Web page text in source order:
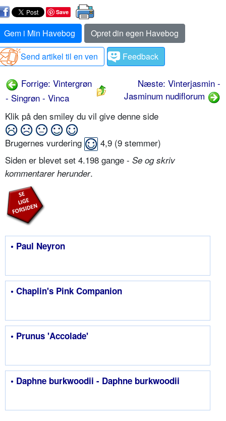
Save
Gem i Min Havebog
Opret din egen Havebog
Send artikel til en ven
Feedback
Forrige: Vintergrøn
- Singrøn - Vinca
Næste: Vinterjasmin -
Jasminum nudiflorum
Klik på den smiley du vil give denne side
Brugernes vurdering 4,9 (9 stemmer)
Siden er blevet set 4.198 gange - Se og skriv
kommentarer herunder.
• Paul Neyron
• Chaplin's Pink Companion
• Prunus 'Accolade'
• Daphne burkwoodii - Daphne burkwoodii